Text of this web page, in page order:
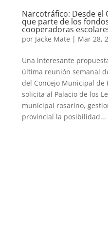
Narcotráfico: Desde el
que parte de los
cooperadoras
por Jacke Mate | Mar 28,
Una interesante
última reunión semanal
del Concejo Municipal de
solicita al Palacio de los
municipal rosarino,
provincial la posibilidad...